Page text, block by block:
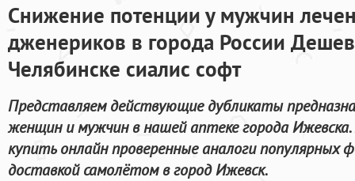
Снижение потенции у мужчин
дженериков в города России
Челябинске сиалис софт
Представляем действующие дубликаты
женщин и мужчин в нашей аптеке города
купить онлайн проверенные аналоги популярных
доставкой самолётом в город Ижевск.